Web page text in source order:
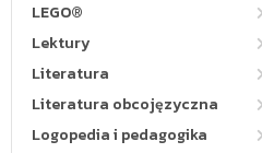
LEGO®
Lektury
Literatura
Literatura obcojęzyczna
Logopedia i pedagogika